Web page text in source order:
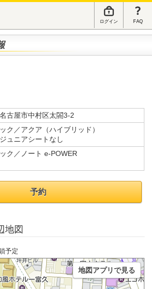
ログイン FAQ
古屋市中村区太閤3-2
ク／アクア（ハイブリッド）
ジュニアシートなし
ク／ノート e-POWER
予約
地図
予定
地図アプリで見る